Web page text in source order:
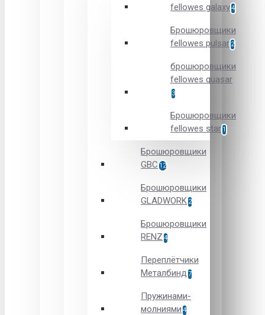
fellowes galaxy4
Брошюровщики
fellowes pulsar 2
брошюровщики
fellowes quasar
3
Брошюровщики
fellowes star 1
Брошюровщики
GBC 12
Брошюровщики
GLADWORK 2
Брошюровщики
RENZ 4
Переплётчики
Металбинд 7
Пружинами-
молниями 4